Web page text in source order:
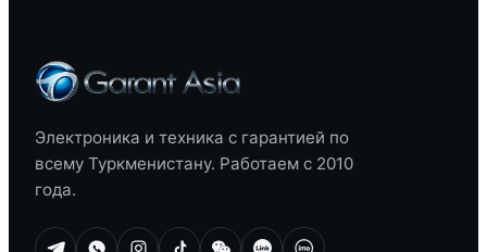
Электроника и техника с гарантией по
всему Туркменистану. Работаем с 2010
года.